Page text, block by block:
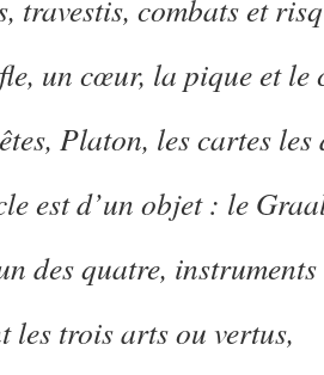
travestis, combats et
un cœur, la pique et le
Platon, les cartes les
est d’un objet : le
des quatre,
les trois arts ou vertus,